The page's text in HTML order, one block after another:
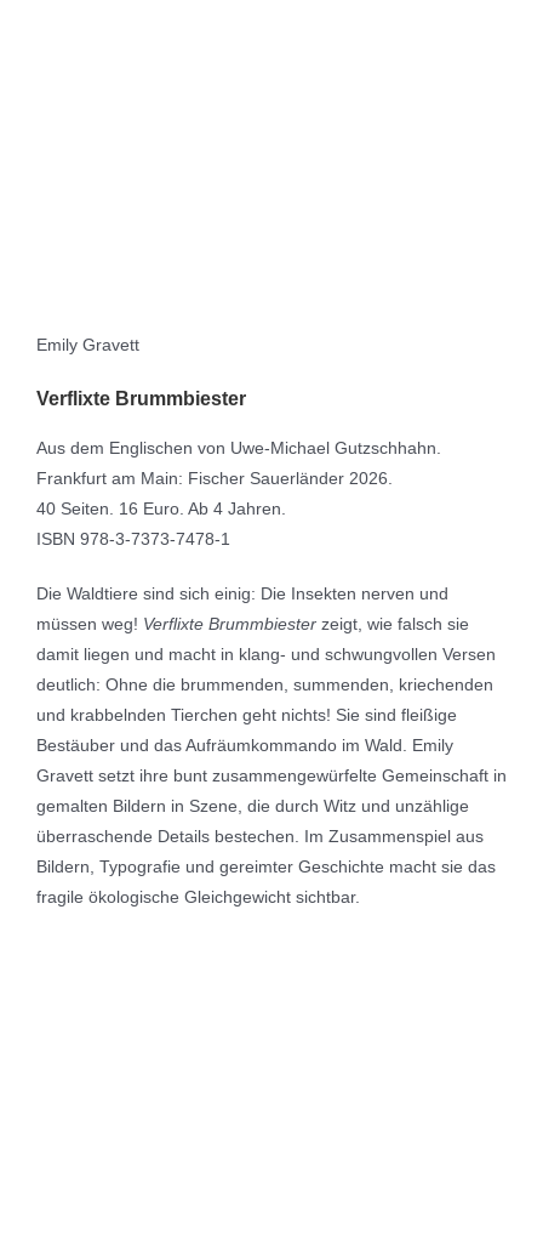
Emily Gravett
Verflixte Brummbiester
Aus dem Englischen von Uwe-Michael Gutzschhahn.
Frankfurt am Main: Fischer Sauerländer 2026.
40 Seiten. 16 Euro. Ab 4 Jahren.
ISBN 978-3-7373-7478-1
Die Waldtiere sind sich einig: Die Insekten nerven und
müssen weg! Verflixte Brummbiester zeigt, wie falsch sie
damit liegen und macht in klang- und schwungvollen Versen
deutlich: Ohne die brummenden, summenden, kriechenden
und krabbelnden Tierchen geht nichts! Sie sind fleißige
Bestäuber und das Aufräumkommando im Wald. Emily
Gravett setzt ihre bunt zusammengewürfelte Gemeinschaft in
gemalten Bildern in Szene, die durch Witz und unzählige
überraschende Details bestechen. Im Zusammenspiel aus
Bildern, Typografie und gereimter Geschichte macht sie das
fragile ökologische Gleichgewicht sichtbar.